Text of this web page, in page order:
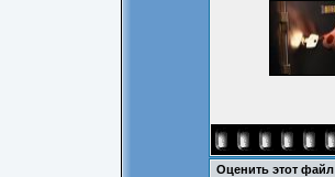
Оценить этот файл